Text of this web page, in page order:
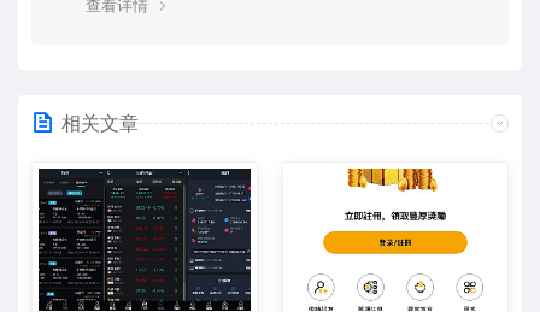
查看详情
相关文章